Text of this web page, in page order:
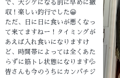
で、大シケになる前に早めに撤
収！楽しい釣行でした😀
ただ、日に日に食いが悪くなっ
て来てますねー！タイミングが
あえば入れ食いになりますけ
ど、時間帯によっては全くあた
らずに筋トレ状態になります💦
皆さんも今のうちにカンパチジ